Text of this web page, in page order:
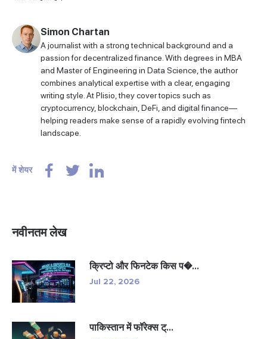
Simon Chartan
A journalist with a strong technical background and a
passion for decentralized finance. With degrees in MBA
and Master of Engineering in Data Science, the author
combines analytical expertise with a clear, engaging
writing style. At Plisio, they cover topics such as
cryptocurrency, blockchain, DeFi, and digital finance—
helping readers make sense of a rapidly evolving fintech
landscape.
में शेयर
नवीनतम लेख
क्रिप्टो और फिनटेक किस प�...
Jul 22, 2026
पाकिस्तान में फॉरेक्स ट्...